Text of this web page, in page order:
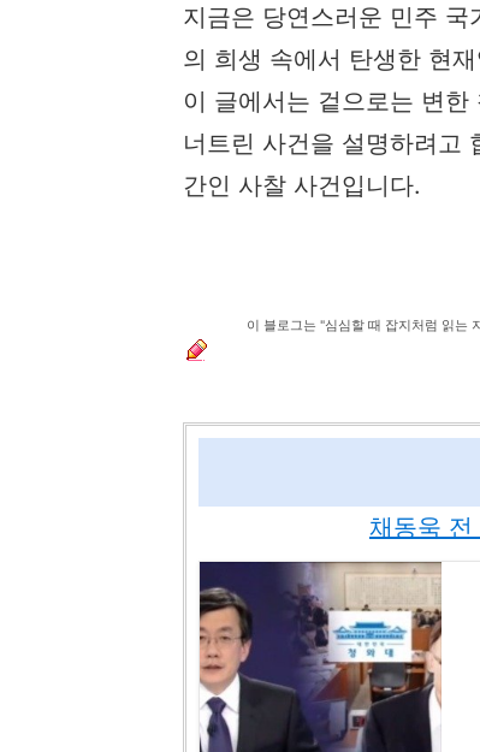
지금은 당연스러운 민주
의 희생 속에서 탄생한 현
이 글에서는 겉으로는 변
너트린 사건을 설명하려고
간인 사찰 사건입니다.
이 블로그는 "심심할 때 잡지처럼 읽는
채동욱 전